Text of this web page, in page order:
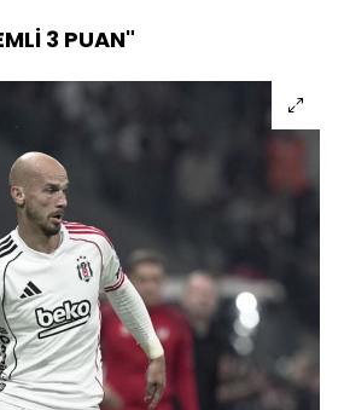
3 PUAN"